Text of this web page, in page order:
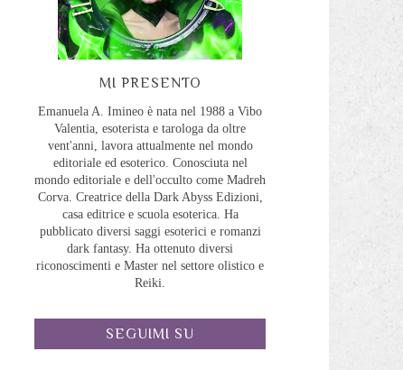
MI PRESENTO
Emanuela A. Imineo è nata nel 1988 a Vibo
Valentia, esoterista e tarologa da oltre
vent'anni, lavora attualmente nel mondo
editoriale ed esoterico. Conosciuta nel
mondo editoriale e dell'occulto come Madreh
Corva. Creatrice della Dark Abyss Edizioni,
casa editrice e scuola esoterica. Ha
pubblicato diversi saggi esoterici e romanzi
dark fantasy. Ha ottenuto diversi
riconoscimenti e Master nel settore olistico e
Reiki.
SEGUIMI SU